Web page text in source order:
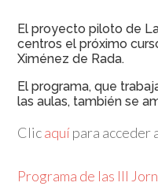
El proyecto piloto de
centros el próximo
Ximénez de Rada.
El programa, que
las aulas, también se
Clicaquípara acceder
Programa de las III